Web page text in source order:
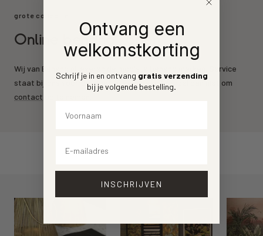
grote collectie
Online behang kopen
Wij van Behang.nl leveren de mooiste behang merken. Service
staat bij ons voorrop. Heeft u een vraag? Aarzel dan niet om
contact
Ontvang een
welkomstkorting
Schrijf je in en ontvang gratis verzending
bij je volgende bestelling.
INSCHRIJVEN